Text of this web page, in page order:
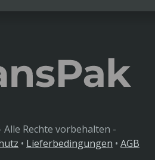
Rechte vorbehalten -
• Lieferbedingungen • AGB